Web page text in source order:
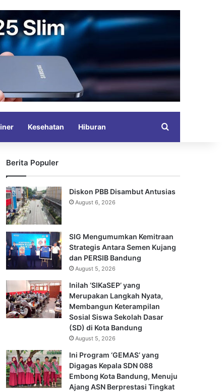
Kesehatan Hiburan
Berita Populer
Diskon PBB Disambut Antusias
August 6, 2026
SIG Mengumumkan Kemitraan
Strategis Antara Semen Kujang
dan PERSIB Bandung
August 5, 2026
Inilah ‘SIKaSEP’ yang
Merupakan Langkah Nyata,
Membangun Keterampilan
Sosial Siswa Sekolah Dasar
(SD) di Kota Bandung
August 5, 2026
Ini Program ‘GEMAS’ yang
Digagas Kepala SDN 088
Embong Kota Bandung, Menuju
Ajang ASN Berprestasi Tingkat